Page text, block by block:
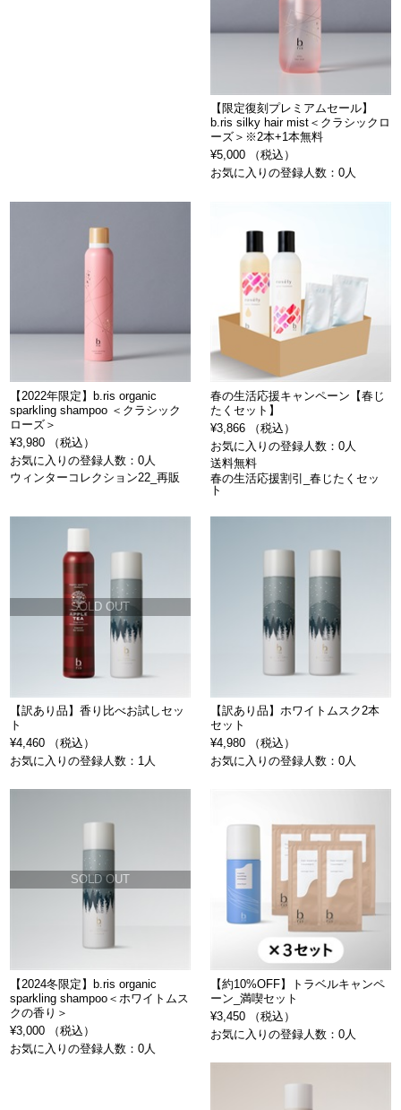
【限定復刻プレミアムセール】
b.ris silky hair mist＜クラシックロ
ーズ＞※2本+1本無料
¥5,000 （税込）
お気に入りの登録人数：0人
【2022年限定】b.ris organic
sparkling shampoo ＜クラシック
ローズ＞
¥3,980 （税込）
お気に入りの登録人数：0人
ウィンターコレクション22_再販
春の生活応援キャンペーン【春じ
たくセット】
¥3,866 （税込）
お気に入りの登録人数：0人
送料無料
春の生活応援割引_春じたくセッ
ト
SOLD OUT
【訳あり品】香り比べお試しセッ
ト
¥4,460 （税込）
お気に入りの登録人数：1人
【訳あり品】ホワイトムスク2本
セット
¥4,980 （税込）
お気に入りの登録人数：0人
SOLD OUT
【2024冬限定】b.ris organic
sparkling shampoo＜ホワイトムス
クの香り＞
¥3,000 （税込）
お気に入りの登録人数：0人
【約10%OFF】トラベルキャンペ
ーン_満喫セット
¥3,450 （税込）
お気に入りの登録人数：0人